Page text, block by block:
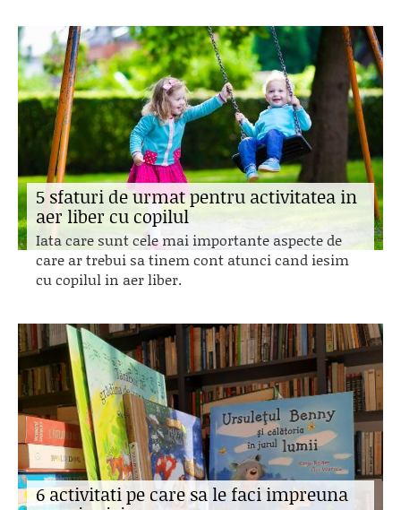
5 sfaturi de urmat pentru activitatea in
aer liber cu copilul
Iata care sunt cele mai importante aspecte de
care ar trebui sa tinem cont atunci cand iesim
cu copilul in aer liber.
6 activitati pe care sa le faci impreuna